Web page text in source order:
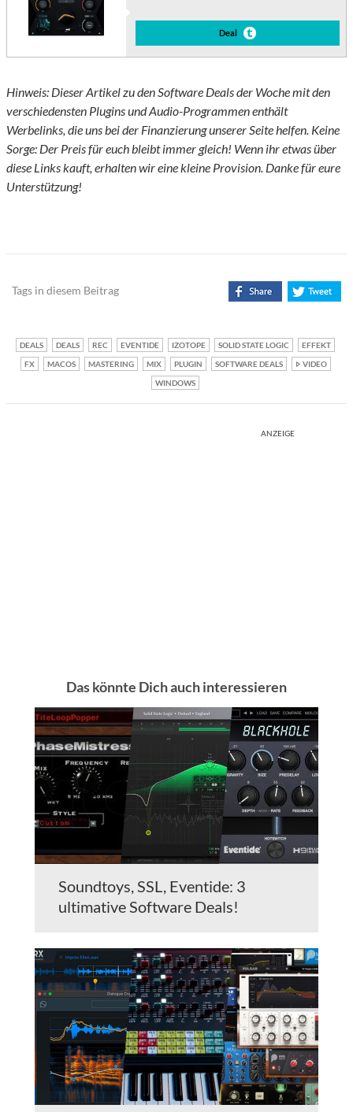
Deal
Hinweis: Dieser Artikel zu den Software Deals der Woche mit den
verschiedensten Plugins und Audio-Programmen enthält
Werbelinks, die uns bei der Finanzierung unserer Seite helfen. Keine
Sorge: Der Preis für euch bleibt immer gleich! Wenn ihr etwas über
diese Links kauft, erhalten wir eine kleine Provision. Danke für eure
Unterstützung!
Tags in diesem Beitrag
DEALS DEALS REC EVENTIDE IZOTOPE SOLID STATE LOGIC
EFFEKT
FX
MACOS MASTERING MIX PLUGIN SOFTWARE DEALS
VIDEO
WINDOWS
ANZEIGE
Das könnte Dich auch interessieren
Soundtoys, SSL, Eventide: 3
ultimative Software Deals!